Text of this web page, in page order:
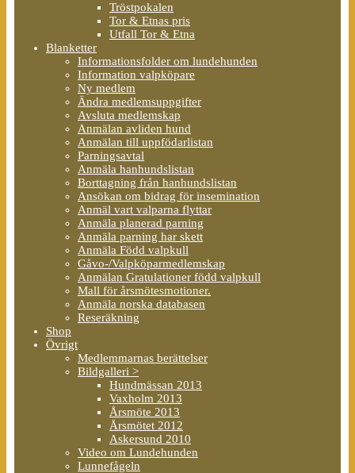
Tröstpokalen
Tor & Etnas pris
Utfall Tor & Etna
Blanketter
Informationsfolder om lundehunden
Information valpköpare
Ny medlem
Ändra medlemsuppgifter
Avsluta medlemskap
Anmälan avliden hund
Anmälan till uppfödarlistan
Parningsavtal
Anmäla hanhundslistan
Borttagning från hanhundslistan
Ansökan om bidrag för insemination
Anmäl vart valparna flyttar
Anmäla planerad parning
Anmäla parning har skett
Anmäla Född valpkull
Gåvo-/Valpköparmedlemskap
Anmälan Gratulationer född valpkull
Mall för årsmötesmotioner.
Anmäla norska databasen
Reseräkning
Shop
Övrigt
Medlemmarnas berättelser
Bildgalleri >
Hundmässan 2013
Vaxholm 2013
Årsmöte 2013
Årsmötet 2012
Askersund 2010
Video om Lundehunden
Lunnefågeln